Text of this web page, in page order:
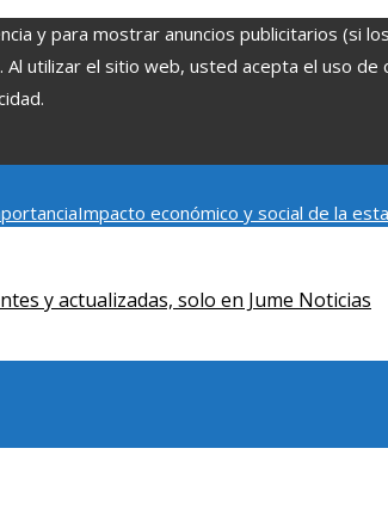
y para mostrar anuncios publicitarios (si
utilizar el sitio web, usted acepta el uso
Impacto económico y social de la
Bosnia y Herzegovina
y actualizadas, solo en Jume Noticias